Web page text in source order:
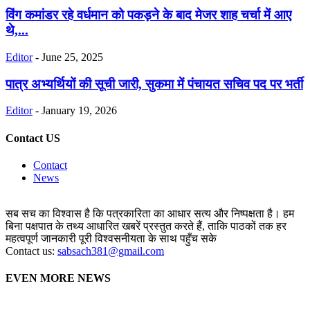
विंग कमांडर रहे वर्धमान को पकड़ने के बाद मेजर शाह चर्चा में आए
थे,...
Editor - June 25, 2025
पात्र अभ्यर्थियों की सूची जारी, सुकमा में पंचायत सचिव पद पर भर्ती
Editor - January 19, 2026
Contact US
Contact
News
सब सच का विश्वास है कि पत्रकारिता का आधार सत्य और निष्पक्षता है। हम
बिना पक्षपात के तथ्य आधारित खबरें प्रस्तुत करते हैं, ताकि पाठकों तक हर
महत्वपूर्ण जानकारी पूरी विश्वसनीयता के साथ पहुँच सके
Contact us: sabsach381@gmail.com
EVEN MORE NEWS